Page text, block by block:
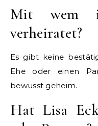
Mit wem
verheiratet?
Es gibt keine
Ehe oder einen
bewusst geheim.
Hat Lisa